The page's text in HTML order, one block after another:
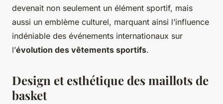
devenait non seulement un élément sportif, mais
aussi un emblème culturel, marquant ainsi l’influence
indéniable des événements internationaux sur
l’évolution des vêtements sportifs.
Design et esthétique des maillots de
basket